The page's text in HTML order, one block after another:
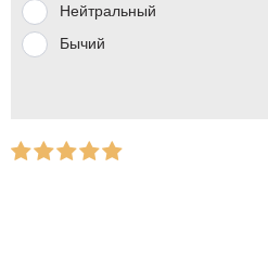
Нейтральный
Бычий